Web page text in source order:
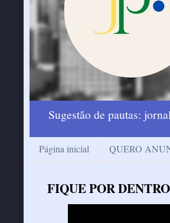
Sugestão de pautas:
Página inicial QUERO
FIQUE POR DENTRO